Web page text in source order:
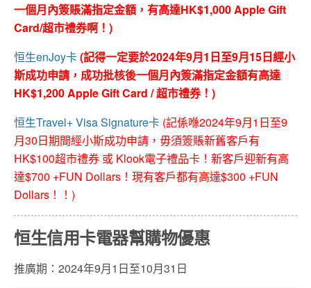
一個月內簽賬滿指定金額，有高達HK$1,000 Apple Gift
Card/超市禮券啊！)
恒生enJoy卡(記得一定要於2024年9月1日至9月15日經小
斯成功申請，成功批核後一個月內簽滿指定金額有高達
HK$1,200 Apple Gift Card / 超市禮券！)
恒生Travel+ Visa Signature卡 (記係喺2024年9月1日至9
月30日期間經小斯成功申請，毋須簽賬新舊客戶有
HK$100超市禮券 或 Klook電子禮品卡！新客戶迎新有高
達$700 +FUN Dollars！現有客戶都有高達$300 +FUN
Dollars！！)
恒生信用卡電器幫購物優惠
推廣期：2024年9月1日至10月31日